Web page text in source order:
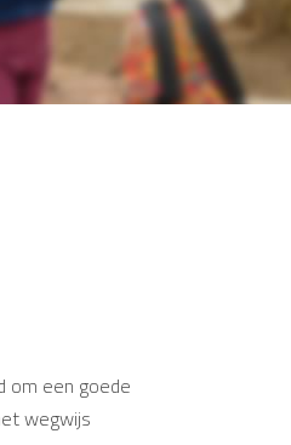
om een goede
wegwijs